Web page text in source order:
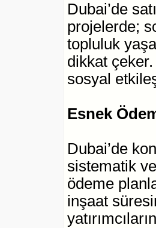
Dubai’de
projelerde;
topluluk
dikkat
sosyal
Esnek
Dubai’de
sistematik
ödeme
inşaat